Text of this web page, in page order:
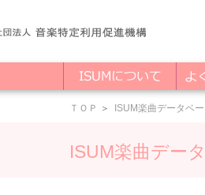
ＴＯＰ ＞ ISUM楽曲データベ
ISUM楽曲デー